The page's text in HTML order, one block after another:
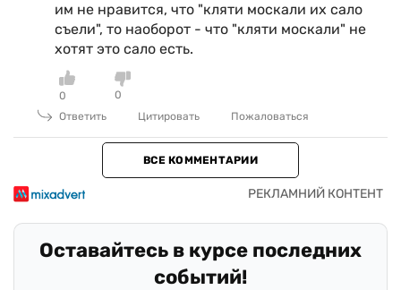
им не нравится, что "кляти москали их сало
съели", то наоборот - что "кляти москали" не
хотят это сало есть.
0
0
Ответить
Цитировать Пожаловаться
ВСЕ КОММЕНТАРИИ
Оставайтесь в курсе последних
событий!